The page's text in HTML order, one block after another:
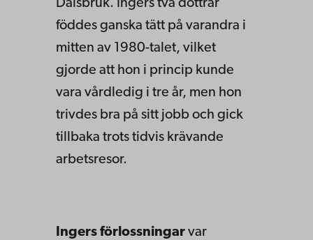
Dalsbruk. Ingers två döttrar
föddes ganska tätt på varandra i
mitten av 1980-talet, vilket
gjorde att hon i princip kunde
vara vårdledig i tre år, men hon
trivdes bra på sitt jobb och gick
tillbaka trots tidvis krävande
arbetsresor.
Ingers förlossningar var